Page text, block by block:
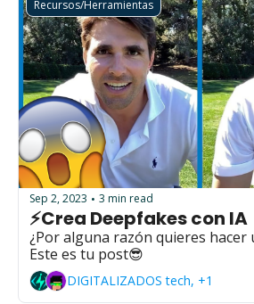
Recursos/Herramientas
Sep 2, 2023 • 3 min read
⚡Crea Deepfakes con IA
¿Por alguna razón quieres hacer
Este es tu post😎
DIGITALIZADOS tech, +1